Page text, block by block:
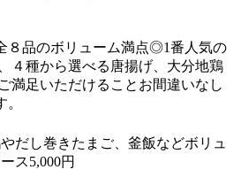
８品のボリューム満点◎1番人気の
４種から選べる唐揚げ、大分地鶏
満足いただけることお間違いなし
だし巻きたまご、釜飯などボリュ
ス5,000円